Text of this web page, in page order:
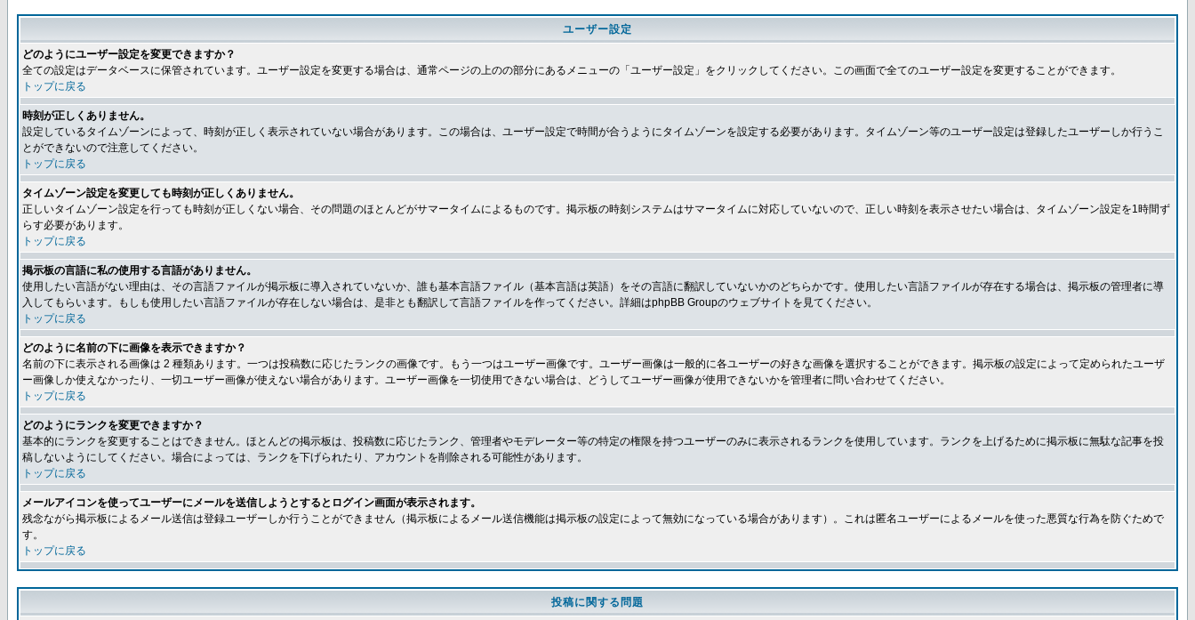
ユーザー設定
どのようにユーザー設定を変更できますか？
全ての設定はデータベースに保管されています。ユーザー設定を変更する場合は、通常ページの上のの部分にあるメニューの「ユーザー設定」をクリックしてください。この画面で全てのユーザー設定を変更することができます。
トップに戻る
時刻が正しくありません。
設定しているタイムゾーンによって、時刻が正しく表示されていない場合があります。この場合は、ユーザー設定で時間が合うようにタイムゾーンを設定する必要があります。タイムゾーン等のユーザー設定は登録したユーザーしか行うこ
とができないので注意してください。
トップに戻る
タイムゾーン設定を変更しても時刻が正しくありません。
正しいタイムゾーン設定を行っても時刻が正しくない場合、その問題のほとんどがサマータイムによるものです。掲示板の時刻システムはサマータイムに対応していないので、正しい時刻を表示させたい場合は、タイムゾーン設定を1時間ず
らす必要があります。
トップに戻る
掲示板の言語に私の使用する言語がありません。
使用したい言語がない理由は、その言語ファイルが掲示板に導入されていないか、誰も基本言語ファイル（基本言語は英語）をその言語に翻訳していないかのどちらかです。使用したい言語ファイルが存在する場合は、掲示板の管理者に導
入してもらいます。もしも使用したい言語ファイルが存在しない場合は、是非とも翻訳して言語ファイルを作ってください。詳細はphpBB Groupのウェブサイトを見てください。
トップに戻る
どのように名前の下に画像を表示できますか？
名前の下に表示される画像は 2 種類あります。一つは投稿数に応じたランクの画像です。もう一つはユーザー画像です。ユーザー画像は一般的に各ユーザーの好きな画像を選択することができます。掲示板の設定によって定められたユーザ
ー画像しか使えなかったり、一切ユーザー画像が使えない場合があります。ユーザー画像を一切使用できない場合は、どうしてユーザー画像が使用できないかを管理者に問い合わせてください。
トップに戻る
どのようにランクを変更できますか？
基本的にランクを変更することはできません。ほとんどの掲示板は、投稿数に応じたランク、管理者やモデレーター等の特定の権限を持つユーザーのみに表示されるランクを使用しています。ランクを上げるために掲示板に無駄な記事を投
稿しないようにしてください。場合によっては、ランクを下げられたり、アカウントを削除される可能性があります。
トップに戻る
メールアイコンを使ってユーザーにメールを送信しようとするとログイン画面が表示されます。
残念ながら掲示板によるメール送信は登録ユーザーしか行うことができません（掲示板によるメール送信機能は掲示板の設定によって無効になっている場合があります）。これは匿名ユーザーによるメールを使った悪質な行為を防ぐためで
す。
トップに戻る
投稿に関する問題